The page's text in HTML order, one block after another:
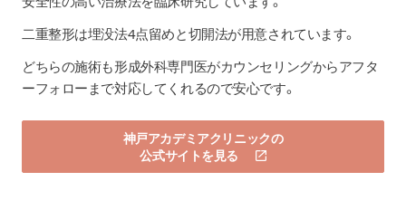
二重整形は埋没法4点留めと切開法が用意されています。
どちらの施術も形成外科専門医がカウンセリングからアフタ
ーフォローまで対応してくれるので安心です。
神戸アカデミアクリニックの
公式サイトを見る